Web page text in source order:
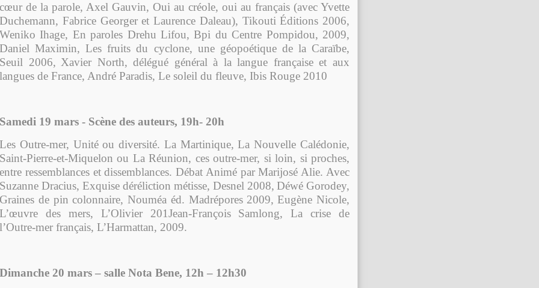
cœur de la parole, Axel Gauvin, Oui au créole, oui au français (avec Yvette
Duchemann, Fabrice Georger et Laurence Daleau), Tikouti Éditions 2006,
Weniko Ihage, En paroles Drehu Lifou, Bpi du Centre Pompidou, 2009,
Daniel Maximin, Les fruits du cyclone, une géopoétique de la Caraïbe,
Seuil 2006, Xavier North, délégué général à la langue française et aux
langues de France, André Paradis, Le soleil du fleuve, Ibis Rouge 2010
Samedi 19 mars - Scène des auteurs, 19h- 20h
Les Outre-mer, Unité ou diversité. La Martinique, La Nouvelle Calédonie,
Saint-Pierre-et-Miquelon ou La Réunion, ces outre-mer, si loin, si proches,
entre ressemblances et dissemblances. Débat Animé par Marijosé Alie. Avec
Suzanne Dracius, Exquise déréliction métisse, Desnel 2008, Déwé Gorodey,
Graines de pin colonnaire, Nouméa éd. Madrépores 2009, Eugène Nicole,
L’œuvre des mers, L’Olivier 201Jean-François Samlong, La crise de
l’Outre-mer français, L’Harmattan, 2009.
Dimanche 20 mars – salle Nota Bene, 12h – 12h30